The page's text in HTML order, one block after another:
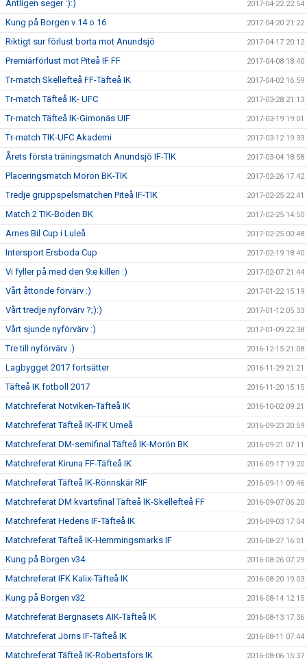
Äntligen seger :):) 2017-04-22 22:54
Kung på Borgen v 14 o 16 2017-04-20 21:22
Riktigt sur förlust borta mot Anundsjö 2017-04-17 20:12
Premiärförlust mot Piteå IF FF 2017-04-08 18:40
Tr-match Skellefteå FF-Täfteå IK 2017-04-02 16:59
Tr-match Täfteå IK- UFC 2017-03-28 21:13
Tr-match Täfteå IK-Gimonäs UIF 2017-03-19 19:01
Tr-match TIK-UFC Akademi 2017-03-12 19:33
Årets första träningsmatch Anundsjö IF-TIK 2017-03-04 18:58
Placeringsmatch Morön BK-TIK 2017-02-26 17:42
Tredje gruppspelsmatchen Piteå IF-TIK 2017-02-25 22:41
Match 2 TIK-Boden BK 2017-02-25 14:50
Arnes Bil Cup i Luleå 2017-02-25 00:48
Intersport Ersboda Cup 2017-02-19 18:40
Vi fyller på med den 9:e killen :) 2017-02-07 21:44
Vårt åttonde förvärv :) 2017-01-22 15:19
Vårt tredje nyförvärv ?;):) 2017-01-12 05:33
Vårt sjunde nyförvärv :) 2017-01-09 22:38
Tre till nyförvärv :) 2016-12-15 21:08
Lagbygget 2017 fortsätter 2016-11-29 21:21
Täfteå IK fotboll 2017 2016-11-20 15:15
Matchreferat Notviken-Täfteå IK 2016-10-02 09:21
Matchreferat Täfteå IK-IFK Umeå 2016-09-23 20:59
Matchreferat DM-semifinal Täfteå IK-Morön BK 2016-09-21 07:11
Matchreferat Kiruna FF-Täfteå IK 2016-09-17 19:20
Matchreferat Täfteå IK-Rönnskär RIF 2016-09-11 09:46
Matchreferat DM kvartsfinal Täfteå IK-Skellefteå FF 2016-09-07 06:20
Matchreferat Hedens IF-Täfteå IK 2016-09-03 17:04
Matchreferat Täfteå IK-Hemmingsmarks IF 2016-08-27 16:01
Kung på Borgen v34 2016-08-26 07:29
Matchreferat IFK Kalix-Täfteå IK 2016-08-20 19:03
Kung på Borgen v32 2016-08-14 12:15
Matchreferat Bergnäsets AIK-Täfteå IK 2016-08-13 17:36
Matchreferat Jörns IF-Täfteå IK 2016-08-11 07:44
Matchreferat Täfteå IK-Robertsfors IK 2016-08-06 15:37